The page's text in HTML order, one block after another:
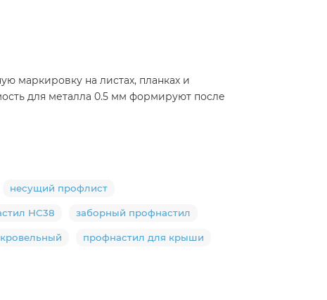
маркировку на листах, планках и
для металла 0.5 мм формируют после
несущий профлист
НС38 заборный профнастил
профнастил для крыши